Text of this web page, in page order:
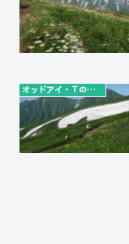
オッドアイ・Ｔの猫とその一味